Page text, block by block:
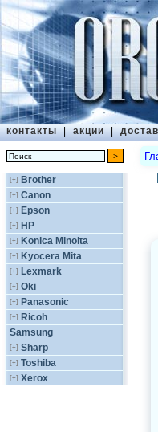
контакты | акции |
[+] Brother
[+] Canon
[+] Epson
[+] HP
[+] Konica Minolta
[+] Kyocera Mita
[+] Lexmark
[+] Oki
[+] Panasonic
[+] Ricoh
Samsung
[+] Sharp
[+] Toshiba
[+] Xerox